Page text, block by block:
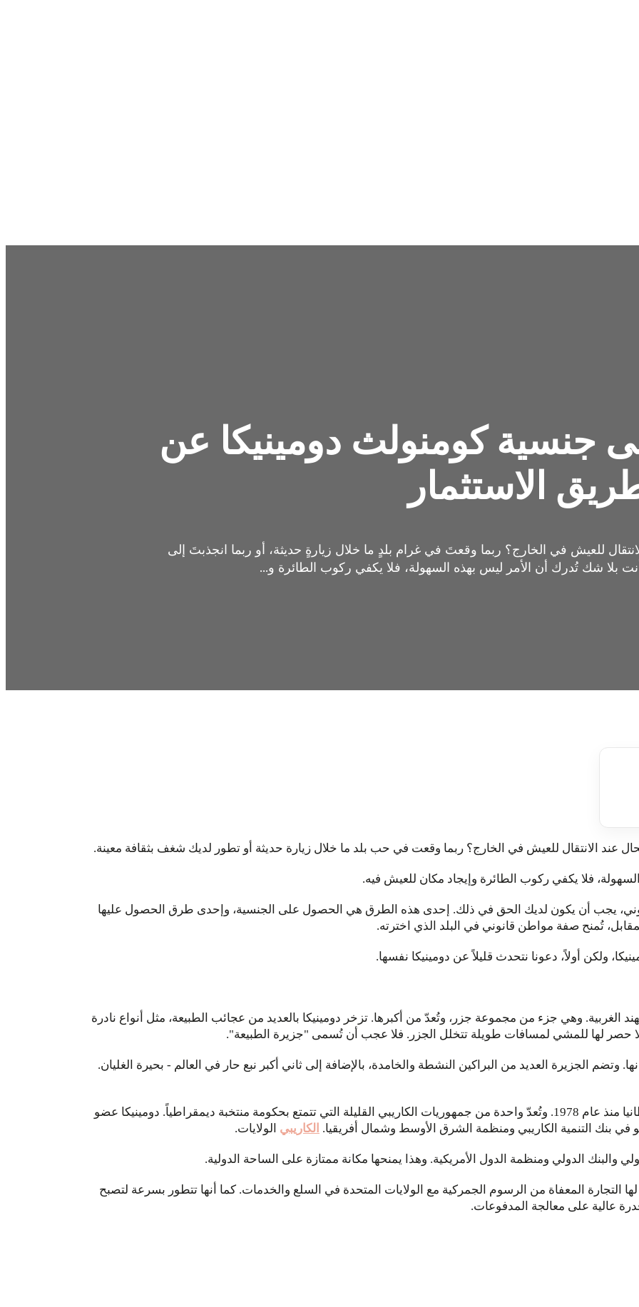
جنسية كومنولث دومينيكا عن
الاستثمار
للعيش في الخارج؟ ربما وقعتَ في غرام بلدٍ ما خلال زيارةٍ حديثة، أو ربما انجذبتَ إلى
فأنت بلا شك تُدرك أن الأمر ليس بهذه السهولة، فلا يكفي ركوب الطائرة و...
الانتقال للعيش في الخارج؟ ربما وقعت في حب بلد ما خلال زيارة حديثة أو تطور لديك شغف بثقافة معينة.
فلا يكفي ركوب الطائرة وإيجاد مكان للعيش فيه.
يجب أن يكون لديك الحق في ذلك. إحدى هذه الطرق هي الحصول على الجنسية، وإحدى طرق الحصول عليها
تُمنح صفة مواطن قانوني في البلد الذي اخترته.
ولكن أولاً، دعونا نتحدث قليلاً عن دومينيكا نفسها.
الغربية. وهي جزء من مجموعة جزر، وتُعدّ من أكبرها. تزخر دومينيكا بالعديد من عجائب الطبيعة، مثل أنواع نادرة
وتضم الجزيرة العديد من البراكين النشطة والخامدة، بالإضافة إلى ثاني أكبر نبع حار في العالم - بحيرة الغليان.
تتمتع دومينيكا باستقرار سياسي، وهي مستقلة عن بريطانيا منذ عام 1978. وتُعدّ واحدة من جمهوريات الكاريبي القليلة التي تتمتع بحكومة منتخبة ديمقراطياً. دومينيكا عضو
الكاريبي الولايات.
والبنك الدولي ومنظمة الدول الأمريكية. وهذا يمنحها مكانة ممتازة على الساحة الدولية.
التجارة المعفاة من الرسوم الجمركية مع الولايات المتحدة في السلع والخدمات. كما أنها تتطور بسرعة لتصبح
عالية على معالجة المدفوعات.